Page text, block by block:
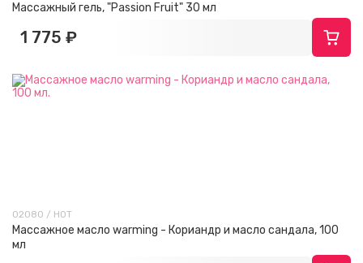
Массажный гель, "Passion Fruit" 30 мл
1 775 ₽
02080 / HOT
Массажное масло warming - Кориандр и масло сандала, 100
мл